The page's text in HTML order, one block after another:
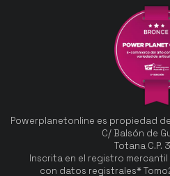
Powerplanetonline es propiedad de
C/ Balsón de
Totana C.P.
Inscrita en el registro
con datos registrales*